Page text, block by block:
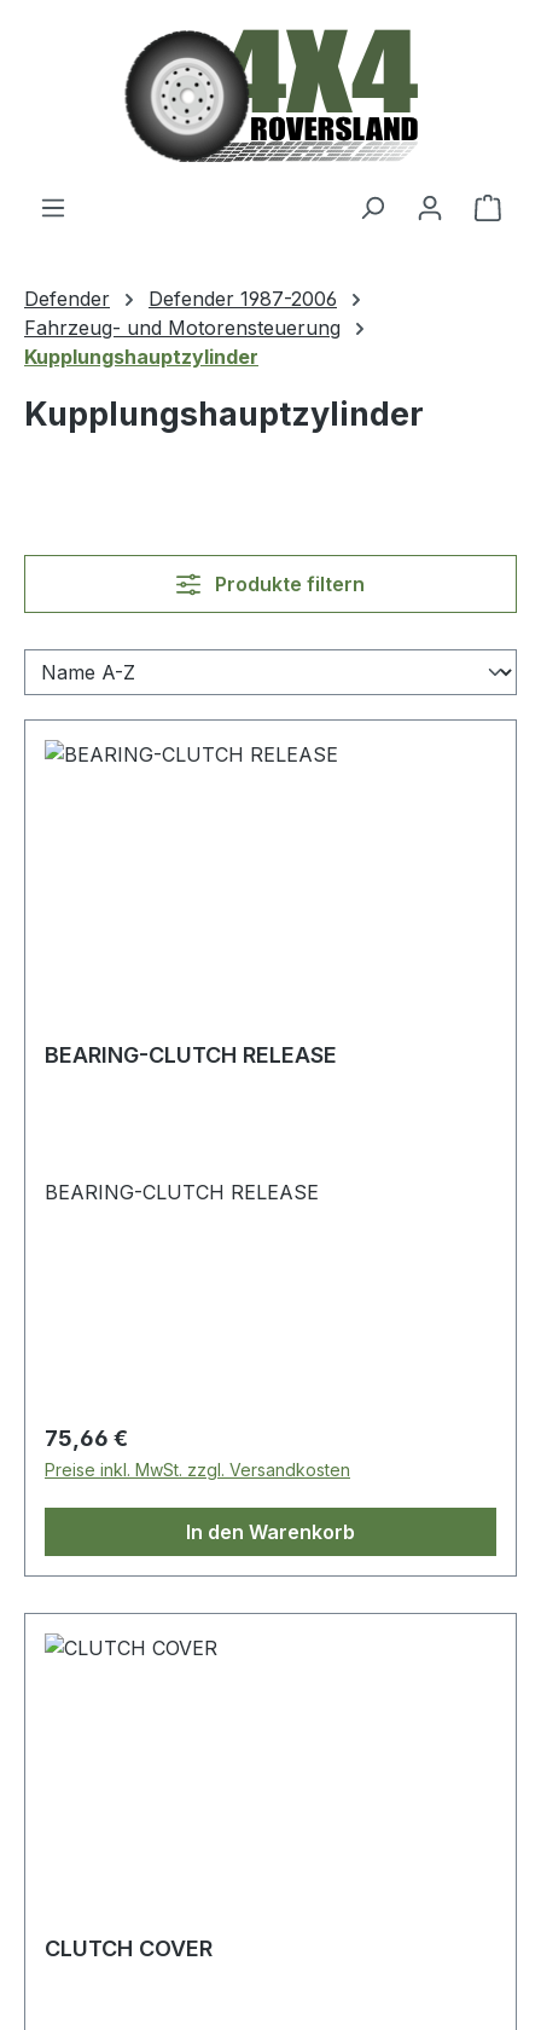
Zum Hauptinhalt springen
Defender
Defender 1987-2006
Fahrzeug- und Motorensteuerung
Kupplungshauptzylinder
Kupplungshauptzylinder
Produkte filtern
BEARING-CLUTCH RELEASE
BEARING-CLUTCH RELEASE
Regulärer Preis:
75,66 €
Preise inkl. MwSt. zzgl. Versandkosten
In den Warenkorb
CLUTCH COVER